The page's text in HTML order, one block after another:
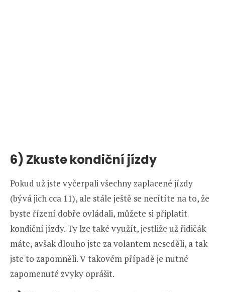
6) Zkuste kondiční jízdy
Pokud už jste vyčerpali všechny zaplacené jízdy
(bývá jich cca 11), ale stále ještě se necítíte na to, že
byste řízení dobře ovládali, můžete si připlatit
kondiční jízdy. Ty lze také využít, jestliže už řidičák
máte, avšak dlouho jste za volantem neseděli, a tak
jste to zapomněli. V takovém případě je nutné
zapomenuté zvyky oprášit.